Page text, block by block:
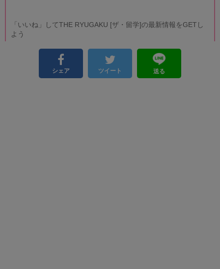
「いいね」してTHE RYUGAKU [ザ・留学]の最新情報をGETし
よう
シェア ツイート 送る